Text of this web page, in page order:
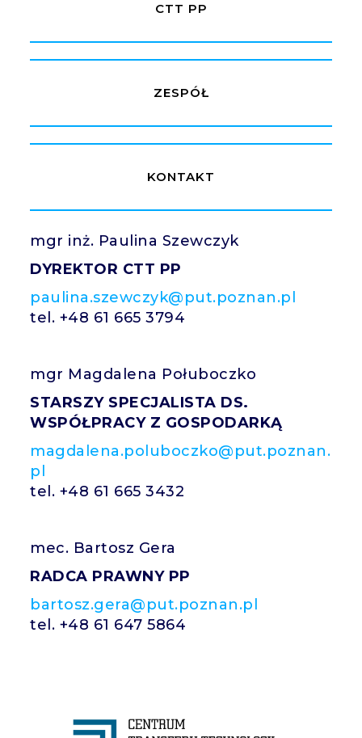
CTT PP
ZESPÓŁ
KONTAKT
mgr inż. Paulina Szewczyk
DYREKTOR CTT PP
paulina.szewczyk@put.poznan.pl
tel. +48 61 665 3794
mgr Magdalena Połuboczko
STARSZY SPECJALISTA DS.
WSPÓŁPRACY Z GOSPODARKĄ
magdalena.poluboczko@put.poznan.
pl
tel. +48 61 665 3432
mec. Bartosz Gera
RADCA PRAWNY PP
bartosz.gera@put.poznan.pl
tel. +48 61 647 5864